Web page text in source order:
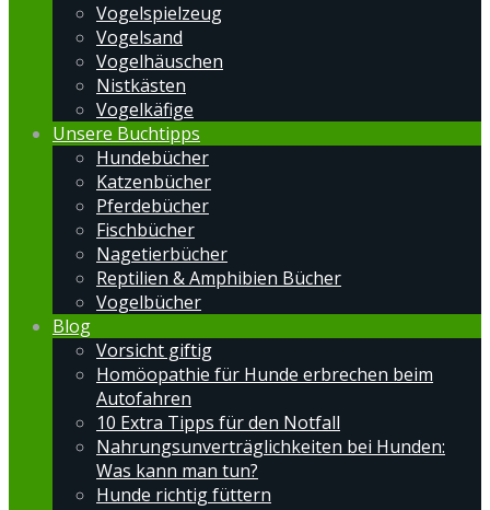
Vogelspielzeug
Vogelsand
Vogelhäuschen
Nistkästen
Vogelkäfige
Unsere Buchtipps
Hundebücher
Katzenbücher
Pferdebücher
Fischbücher
Nagetierbücher
Reptilien & Amphibien Bücher
Vogelbücher
Blog
Vorsicht giftig
Homöopathie für Hunde erbrechen beim
Autofahren
10 Extra Tipps für den Notfall
Nahrungsunverträglichkeiten bei Hunden:
Was kann man tun?
Hunde richtig füttern